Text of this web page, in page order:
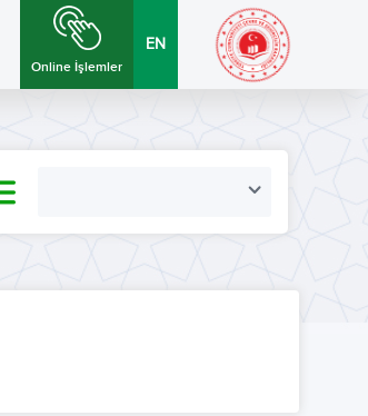
Online İşlemler
EN